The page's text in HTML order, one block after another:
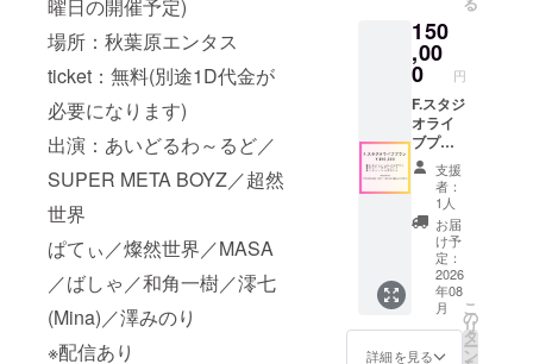
曜日の開催予定)
場所：秋葉原エンタス
ticket：無料(別途1D代金が
必要になります)
出演：あいどるわ～るど／
SUPER META BOYZ／超然
世界
ぱてぃ／燦然世界／MASA
／ばしゃ／和角一樹／澪七
(Mina)／澤みのり
※配信あり
いどる
わ〜る
ど定期
ライブ
(cluster
／月に3
回)に企
業CM放
映 ※CM
放送時
期につ
いては
2026年
予定(後
日打合
せ）
※CMプ
ランの
150
,00
0 円
F.スタジ
オライ
ブプラ
ン ■た
りほん
メン
バーに
よるス
タジオ
ライブ
(別日/都
内スタ
ジオ) 出
演者：
支援
者：
1人
お届
け予
定：
2026
年08
月
詳細を見る
こ
の
リ
タ
ー
ン